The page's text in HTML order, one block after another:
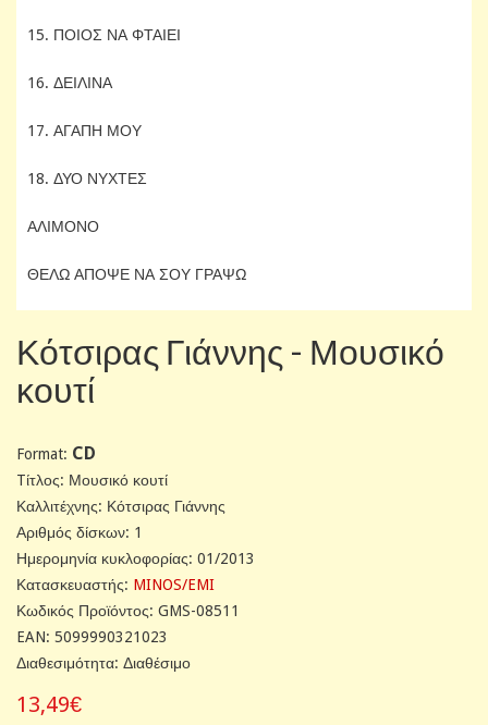
15. ΠΟΙΟΣ ΝΑ ΦΤΑΙΕΙ
16. ΔΕΙΛΙΝΑ
17. ΑΓΑΠΗ ΜΟΥ
18. ΔΥΟ ΝΥΧΤΕΣ
ΑΛΙΜΟΝΟ
ΘΕΛΩ ΑΠΟΨΕ ΝΑ ΣΟΥ ΓΡΑΨΩ
Κότσιρας Γιάννης - Μουσικό
κουτί
Format: CD
Tίτλος: Μουσικό κουτί
Καλλιτέχνης: Κότσιρας Γιάννης
Αριθμός δίσκων: 1
Ημερομηνία κυκλοφορίας: 01/2013
Κατασκευαστής: MINOS/EMI
Κωδικός Προϊόντος: GMS-08511
EAN: 5099990321023
Διαθεσιμότητα: Διαθέσιμο
13,49€